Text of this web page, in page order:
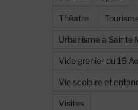
Théatre
Urbanisme à Sainte
Vide grenier du 15
Vie scolaire et
Visites